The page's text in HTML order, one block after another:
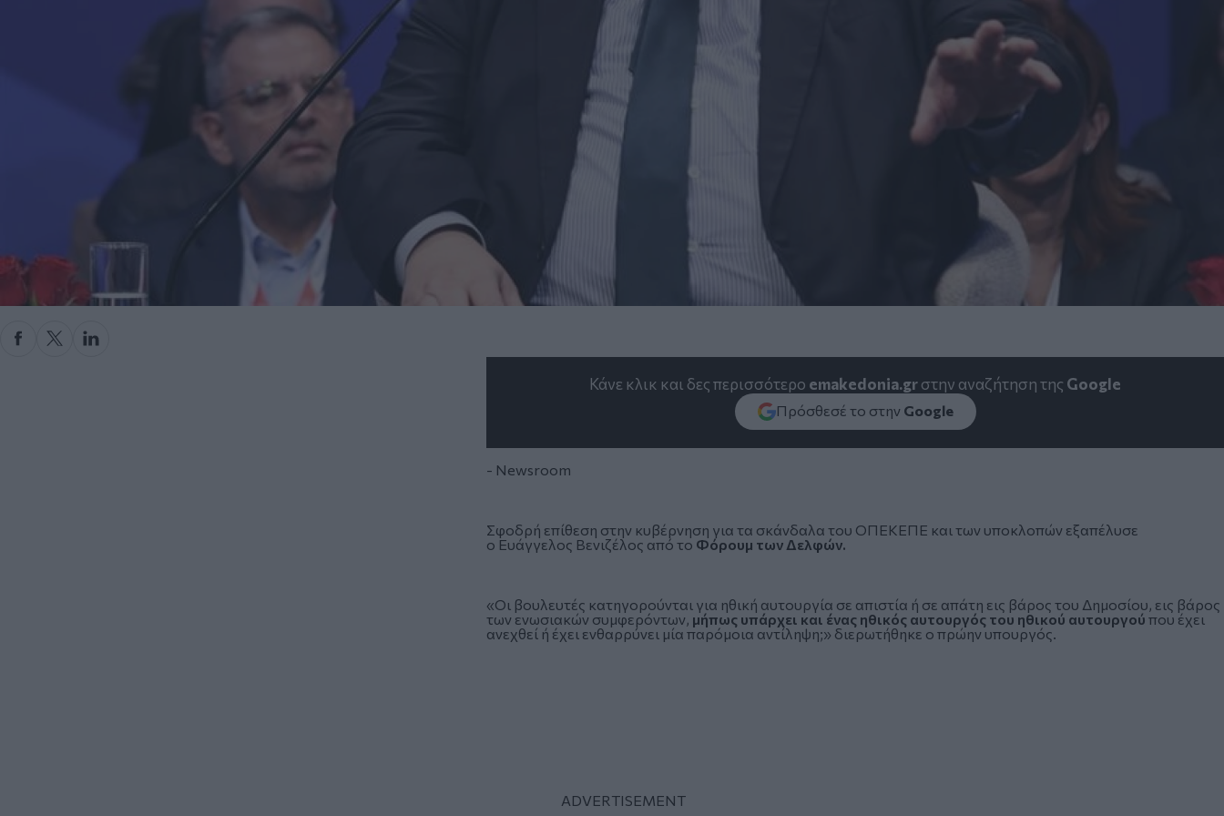
Κάνε κλικ και δες περισσότερο emakedonia.grστην αναζήτηση της Google
Πρόσθεσέ το στην Google
- Newsroom
Σφοδρή επίθεση στην κυβέρνηση για τα σκάνδαλα του ΟΠΕΚΕΠΕ και των υποκλοπών εξαπέλυσε
ο Ευάγγελος Βενιζέλος από το Φόρουμ των Δελφών.
«Οι βουλευτές κατηγορούνται για ηθική αυτουργία σε απιστία ή σε απάτη εις βάρος του Δημοσίου, εις βάρος
των ενωσιακών συμφερόντων, μήπως υπάρχει και ένας ηθικός αυτουργός του ηθικού αυτουργού που έχει
ανεχθεί ή έχει ενθαρρύνει μία παρόμοια αντίληψη;» διερωτήθηκε ο πρώην υπουργός.